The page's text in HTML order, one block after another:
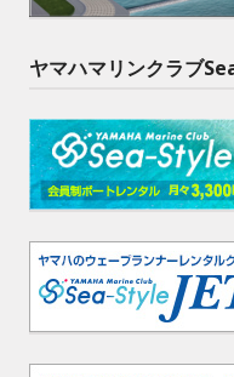
ヤマハマリンクラブ